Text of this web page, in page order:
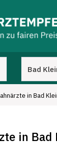
in Bad
in